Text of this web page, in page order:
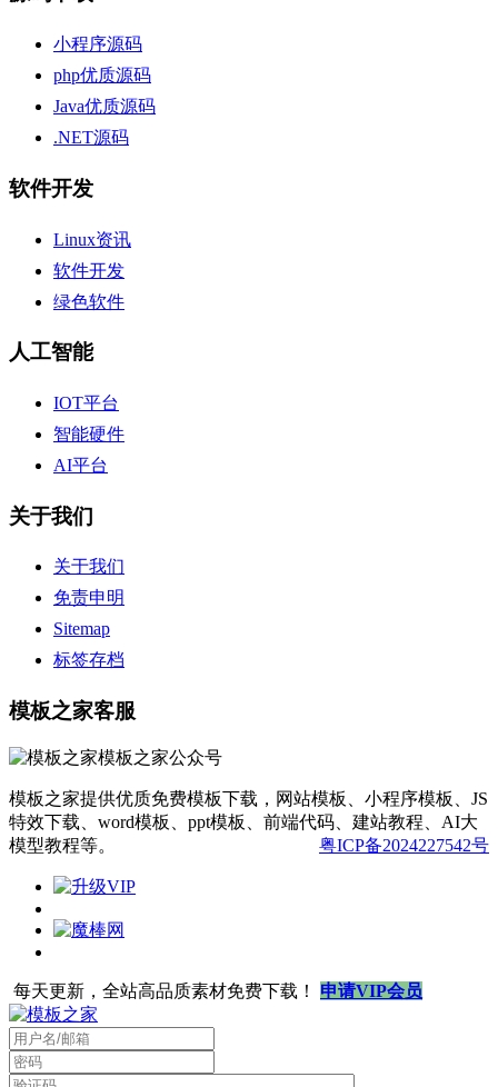
小程序源码
php优质源码
Java优质源码
.NET源码
软件开发
Linux资讯
软件开发
绿色软件
人工智能
IOT平台
智能硬件
AI平台
关于我们
关于我们
免责申明
Sitemap
标签存档
模板之家客服
模板之家提供优质免费模板下载，网站模板、小程序模板、JS
特效下载、word模板、ppt模板、前端代码、建站教程、AI大
模型教程等。
粤ICP备2024227542号
每天更新，全站高品质素材免费下载！ 申请VIP会员